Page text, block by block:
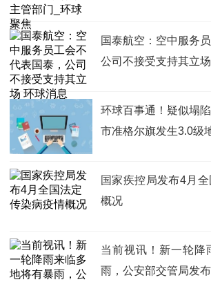
国泰航空：空中服务
公司不接受支持其立
环球百事通！疑似塌
市准格尔旗发生3.0级
国家疾控局发布4月
概况
当前视讯！新一轮降
雨，公安部交管局发